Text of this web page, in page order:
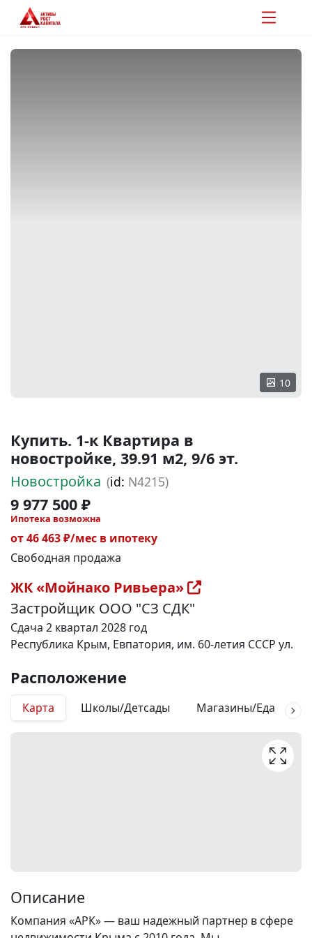
10
Купить. 1-к Квартира в
новостройке, 39.91 м2, 9/6 эт.
Новостройка (id: N4215)
9 977 500 ₽
Ипотека возможна
от 46 463 ₽/мес в ипотеку
Свободная продажа
ЖК «Мойнако Ривьера»
Застройщик ООО "СЗ СДК"
Сдача 2 квартал 2028 год
Республика Крым, Евпатория, им. 60-летия СССР ул.
Расположение
Карта Школы/Детсады Магазины/Еда
Описание
Компания «АРК» — ваш надежный партнер в сфере